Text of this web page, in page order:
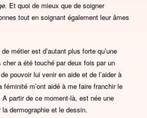
Et quoi de mieux que de soigner
tout en soignant également leur âmes
métier est d’autant plus forte qu’une
cher a été touché par deux fois par un
pouvoir lui venir en aide et de l’aider à
féminité m’ont aidé à me faire franchir le
A partir de ce moment-là, est née une
dermographie et le dessin.